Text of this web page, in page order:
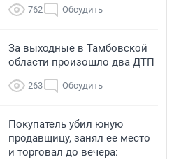
762 Обсудить
За выходные в Тамбовской
области произошло два ДТП
263 Обсудить
Покупатель убил юную
продавщицу, занял ее место
и торговал до вечера: